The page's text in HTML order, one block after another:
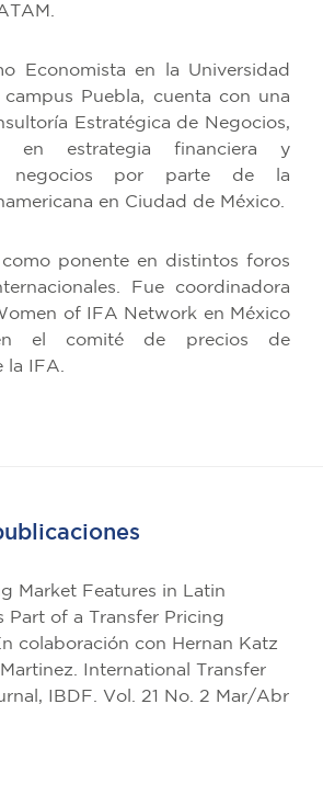
Economista en la Universidad
campus Puebla, cuenta con una
Estratégica de Negocios,
en estrategia financiera y
negocios por parte de la
en Ciudad de México.
ponente en distintos foros
Fue coordinadora
of IFA Network en México
el comité de precios de
la IFA.
Market Features in Latin
Part of a Transfer Pricing
colaboración con Hernan Katz
International Transfer
IBDF. Vol. 21 No. 2 Mar/Abr